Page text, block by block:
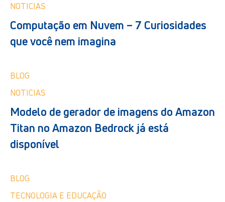
NOTICIAS
Computação em Nuvem – 7 Curiosidades
que você nem imagina
BLOG
NOTICIAS
Modelo de gerador de imagens do Amazon
Titan no Amazon Bedrock já está
disponível
BLOG
TECNOLOGIA E EDUCAÇÃO